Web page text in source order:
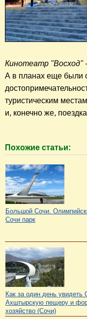
Кинотеатр "Восход"
А в планах еще были
туристическим
и, конечно же,
Похожие статьи:
Большой Сочи.
Сочи парк
Как за один день увидеть
Ахштырскую пещеру и
хозяйство (Сочи)